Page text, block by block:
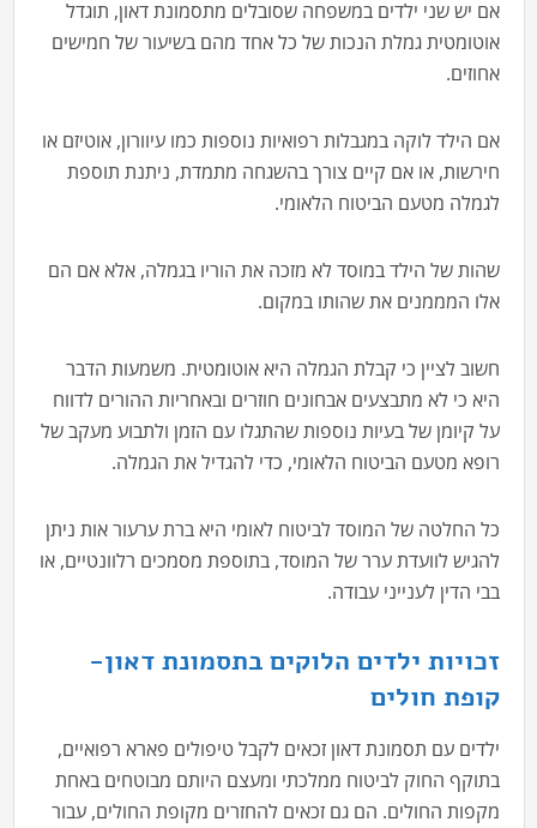
אם יש שני ילדים במשפחה שסובלים מתסמונת דאון, תוגדל
אוטומטית גמלת הנכות של כל אחד מהם בשיעור של חמישים
אחוזים.
אם הילד לוקה במגבלות רפואיות נוספות כמו עיוורון, אוטיזם או
חירשות, או אם קיים צורך בהשגחה מתמדת, ניתנת תוספת
לגמלה מטעם הביטוח הלאומי.
שהות של הילד במוסד לא מזכה את הוריו בגמלה, אלא אם הם
אלו המממנים את שהותו במקום.
חשוב לציין כי קבלת הגמלה היא אוטומטית. משמעות הדבר
היא כי לא מתבצעים אבחונים חוזרים ובאחריות ההורים לדווח
על קיומן של בעיות נוספות שהתגלו עם הזמן ולתבוע מעקב של
רופא מטעם הביטוח הלאומי, כדי להגדיל את הגמלה.
כל החלטה של המוסד לביטוח לאומי היא ברת ערעור אות ניתן
להגיש לוועדת ערר של המוסד, בתוספת מסמכים רלוונטיים, או
בבי הדין לענייני עבודה.
זכויות ילדים הלוקים בתסמונת דאון-
קופת חולים
ילדים עם תסמונת דאון זכאים לקבל טיפולים פארא רפואיים,
בתוקף החוק לביטוח ממלכתי ומעצם היותם מבוטחים באחת
מקפות החולים. הם גם זכאים להחזרים מקופת החולים, עבור